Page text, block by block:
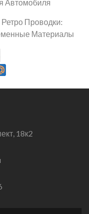
Автомобиля
Проводки:
Материалы
18к2